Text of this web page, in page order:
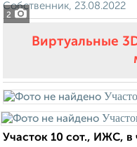
2
Собственник, 23.08.2022
Виртуальные
Участок 10 сот., ИЖС, в